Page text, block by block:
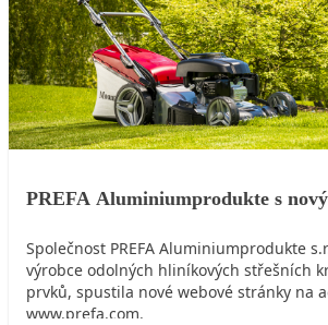
PREFA Aluminiumprodukte s
Společnost PREFA Aluminiumprodukte
výrobce odolných hliníkových střešních
prvků, spustila nové webové stránky na
www.prefa.com.